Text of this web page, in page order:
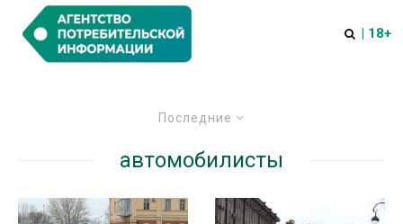
| 18+
Последние
автомобилисты